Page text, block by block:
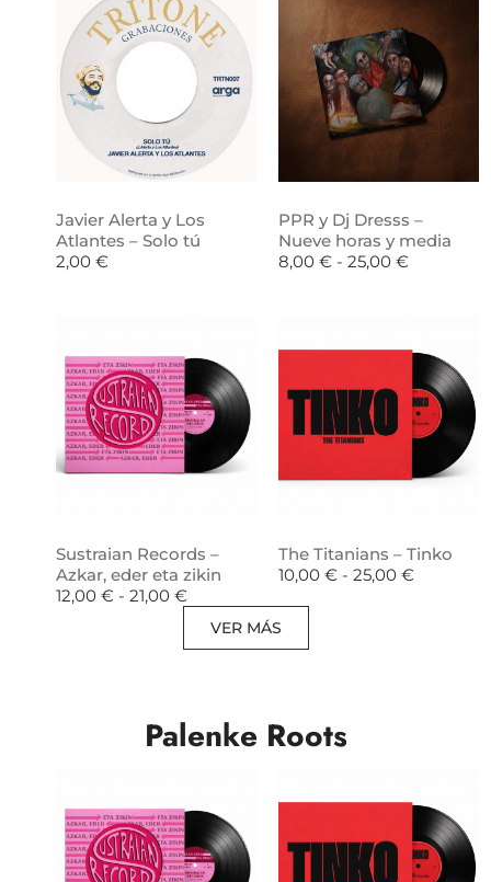
Javier Alerta y Los
Atlantes – Solo tú
2,00 €
PPR y Dj Dresss –
Nueve horas y media
8,00 € - 25,00 €
Sustraian Records –
Azkar, eder eta zikin
12,00 € - 21,00 €
The Titanians – Tinko
10,00 € - 25,00 €
VER MÁS
Palenke Roots